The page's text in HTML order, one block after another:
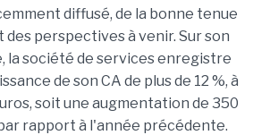
diffusé, de la bonne tenue
des perspectives à venir. Sur son
la société de services enregistre
de son CA de plus de 12 %, à
soit une augmentation de 350
rapport à l'année précédente.